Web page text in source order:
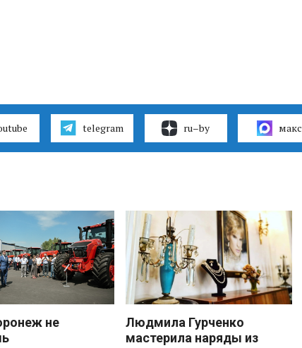
telegram ru–by макс
не
Людмила Гурченко
мастерила наряды из